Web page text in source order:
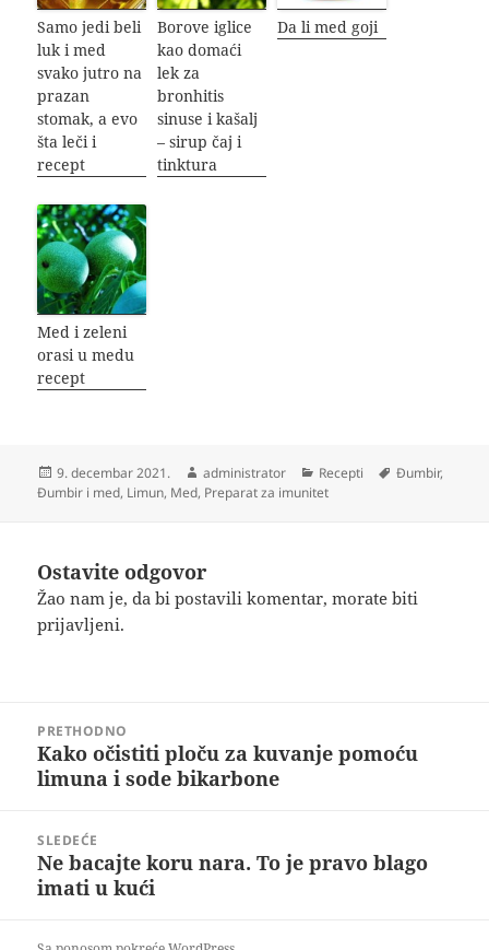
Samo jedi beli
luk i med
svako jutro na
prazan
stomak, a evo
šta leči i
recept
Borove iglice
kao domaći
lek za
bronhitis
sinuse i kašalj
– sirup čaj i
tinktura
Da li med goji
Med i zeleni
orasi u medu
recept
Objavljeno
9. decembar 2021. Autor
administrator Kategorije
Recepti Oznake
Đumbir,
Đumbir i med, Limun, Med, Preparat za imunitet
Ostavite odgovor
Žao nam je, da bi postavili komentar, moratebiti
prijavljeni.
člankaPRETHODNO
Prethodni
članak:
Kako očistiti ploču za kuvanje pomoću
limuna i sode bikarbone
SLEDEĆE
Sledeći
članak:
Ne bacajte koru nara. To je pravo blago
imati u kući